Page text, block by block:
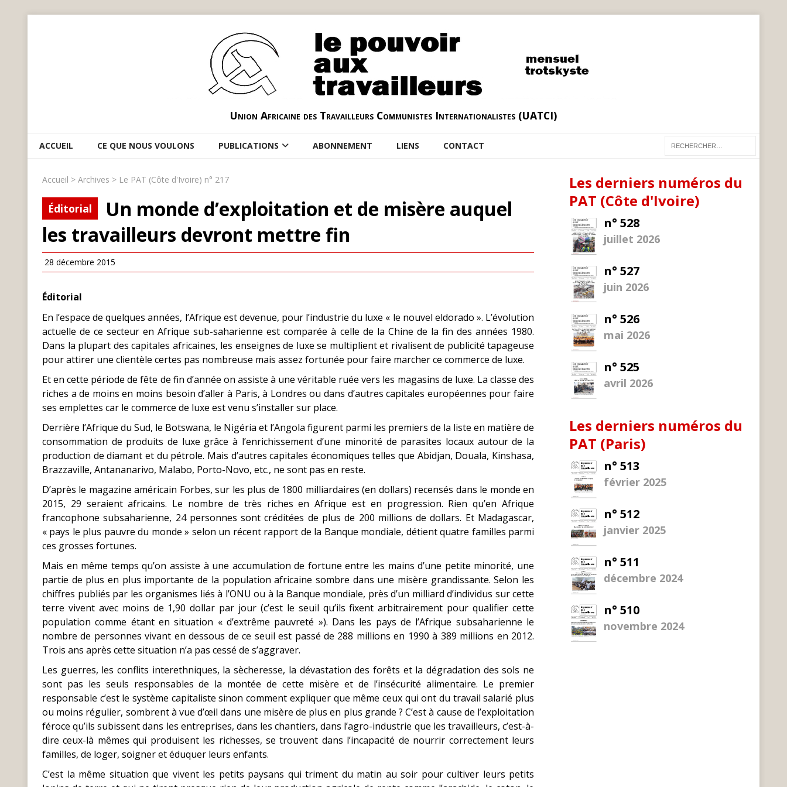
Union Africaine des Travailleurs Communistes Internationalistes (UATCI)
ACCUEIL CE QUE NOUS VOULONS PUBLICATIONS ABONNEMENT LIENS CONTACT
Accueil > Archives > Le PAT (Côte d'Ivoire) n° 217
Éditorial
Un monde d’exploitation et de misère auquel
les travailleurs devront mettre fin
28 décembre 2015
Éditorial
En l’espace de quelques années, l’Afrique est devenue, pour l’industrie du luxe « le nouvel eldorado ». L’évolution
actuelle de ce secteur en Afrique sub-saharienne est comparée à celle de la Chine de la fin des années 1980.
Dans la plupart des capitales africaines, les enseignes de luxe se multiplient et rivalisent de publicité tapageuse
pour attirer une clientèle certes pas nombreuse mais assez fortunée pour faire marcher ce commerce de luxe.
Et en cette période de fête de fin d’année on assiste à une véritable ruée vers les magasins de luxe. La classe des
riches a de moins en moins besoin d’aller à Paris, à Londres ou dans d’autres capitales européennes pour faire
ses emplettes car le commerce de luxe est venu s’installer sur place.
Derrière l’Afrique du Sud, le Botswana, le Nigéria et l’Angola figurent parmi les premiers de la liste en matière de
consommation de produits de luxe grâce à l’enrichissement d’une minorité de parasites locaux autour de la
production de diamant et du pétrole. Mais d’autres capitales économiques telles que Abidjan, Douala, Kinshasa,
Brazzaville, Antananarivo, Malabo, Porto-Novo, etc., ne sont pas en reste.
D’après le magazine américain Forbes, sur les plus de 1800 milliardaires (en dollars) recensés dans le monde en
2015, 29 seraient africains. Le nombre de très riches en Afrique est en progression. Rien qu’en Afrique
francophone subsaharienne, 24 personnes sont créditées de plus de 200 millions de dollars. Et Madagascar,
« pays le plus pauvre du monde » selon un récent rapport de la Banque mondiale, détient quatre familles parmi
ces grosses fortunes.
Mais en même temps qu’on assiste à une accumulation de fortune entre les mains d’une petite minorité, une
partie de plus en plus importante de la population africaine sombre dans une misère grandissante. Selon les
chiffres publiés par les organismes liés à l’ONU ou à la Banque mondiale, près d’un milliard d’individus sur cette
terre vivent avec moins de 1,90 dollar par jour (c’est le seuil qu’ils fixent arbitrairement pour qualifier cette
population comme étant en situation « d’extrême pauvreté »). Dans les pays de l’Afrique subsaharienne le
nombre de personnes vivant en dessous de ce seuil est passé de 288 millions en 1990 à 389 millions en 2012.
Trois ans après cette situation n’a pas cessé de s’aggraver.
Les guerres, les conflits interethniques, la sècheresse, la dévastation des forêts et la dégradation des sols ne
sont pas les seuls responsables de la montée de cette misère et de l’insécurité alimentaire. Le premier
responsable c’est le système capitaliste sinon comment expliquer que même ceux qui ont du travail salarié plus
ou moins régulier, sombrent à vue d’œil dans une misère de plus en plus grande ? C’est à cause de l’exploitation
féroce qu’ils subissent dans les entreprises, dans les chantiers, dans l’agro-industrie que les travailleurs, c’est-à-
dire ceux-là mêmes qui produisent les richesses, se trouvent dans l’incapacité de nourrir correctement leurs
familles, de loger, soigner et éduquer leurs enfants.
C’est la même situation que vivent les petits paysans qui triment du matin au soir pour cultiver leurs petits
Les derniers numéros du
PAT (Côte d'Ivoire)
n° 528
juillet 2026
n° 527
juin 2026
n° 526
mai 2026
n° 525
avril 2026
Les derniers numéros du
PAT (Paris)
n° 513
février 2025
n° 512
janvier 2025
n° 511
décembre 2024
n° 510
novembre 2024